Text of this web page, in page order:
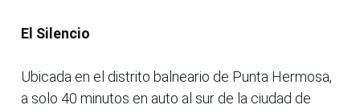
El Silencio
Ubicada en el distrito balneario de Punta Hermosa,
a solo 40 minutos en auto al sur de la ciudad de